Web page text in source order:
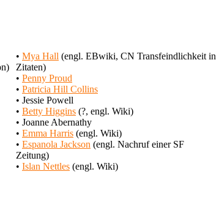
• Mya Hall (engl. EBwiki, CN Transfeindlichkeit in
Zitaten)
• Penny Proud
• Patricia Hill Collins
• Jessie Powell
• Betty Higgins (?, engl. Wiki)
• Joanne Abernathy
• Emma Harris (engl. Wiki)
• Espanola Jackson (engl. Nachruf einer SF
Zeitung)
• Islan Nettles (engl. Wiki)